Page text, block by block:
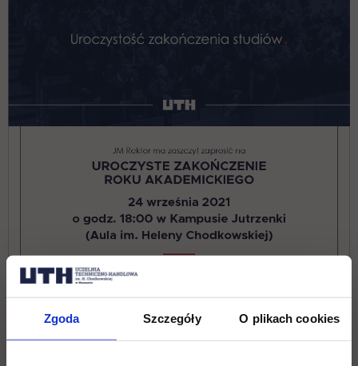
Zgoda Szczegóły O plikach cookies